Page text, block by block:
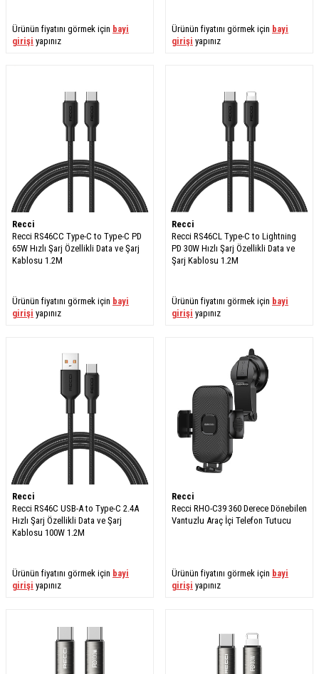
Ürünün fiyatını görmek için bayi
girişi yapınız
Ürünün fiyatını görmek için bayi
girişi yapınız
Recci
Recci RS46CC Type-C to Type-C PD
65W Hızlı Şarj Özellikli Data ve Şarj
Kablosu 1.2M
Ürünün fiyatını görmek için bayi
girişi yapınız
Recci
Recci RS46CL Type-C to Lightning
PD 30W Hızlı Şarj Özellikli Data ve
Şarj Kablosu 1.2M
Ürünün fiyatını görmek için bayi
girişi yapınız
Recci
Recci RS46C USB-A to Type-C 2.4A
Hızlı Şarj Özellikli Data ve Şarj
Kablosu 100W 1.2M
Ürünün fiyatını görmek için bayi
girişi yapınız
Recci
Recci RHO-C39 360 Derece Dönebilen
Vantuzlu Araç İçi Telefon Tutucu
Ürünün fiyatını görmek için bayi
girişi yapınız